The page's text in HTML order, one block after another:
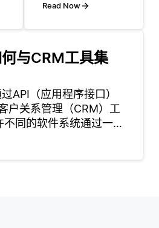
作，如查询数
除现有条目。
SQL 在定义的数
这些数据被组织
成表格，表格由
行和列组成。每
Read Now
与CRM工具集
API（应用程序接口）
户关系管理（CRM）工
同的软件系统通过一组
发者可以使用这些端点